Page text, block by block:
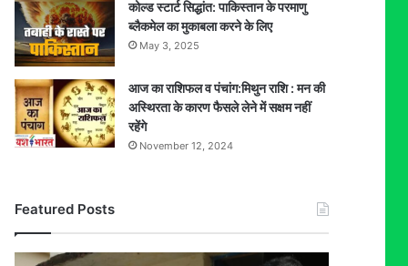
कोल्ड स्टार्ट सिद्धांत: पाकिस्तान के परमाणु
ब्लैकमेल का मुकाबला करने के लिए
May 3, 2025
आज का राशिफल व पंचांग:मिथुन राशि : मन की
अस्थिरता के कारण फैसले लेने में सक्षम नहीं
रहेंगे
November 12, 2024
Featured Posts
अचानक